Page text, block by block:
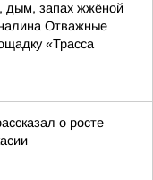
дым, запах жжёной
Отважные
«Трасса
о росте